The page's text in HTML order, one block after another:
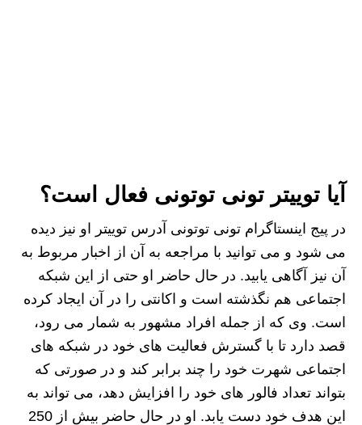
آیا توییتر تونی توتونی فعال است؟
در پیج اینستاگرام تونی توتونی آدرس توییتر او نیز دیده
می شود و می توانید با مراجعه به آن از اخبار مربوط به
آن نیز آگاهی یابید. در حال حاضر او حتی از این شبکه
اجتماعی هم نگذشته است و اکانتی را در آن ایجاد کرده
است. وی که از جمله افراد مشهور به شمار می رود،
قصد دارد تا با گسترش فعالیت های خود در شبکه های
اجتماعی شهرت خود را چند برابر کند و در صورتی که
بتواند تعداد فالور های خود را افزایش دهد، می تواند به
این هدف خود دست یابد. او در حال حاضر بیش از 250